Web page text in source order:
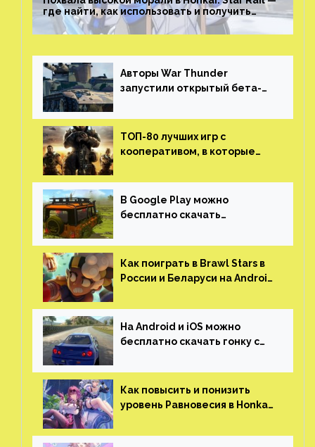
где найти, как использовать и получить
скрытые достижения
Авторы War Thunder
запустили открытый бета-
трейлер и скриншоты
ТОП-80 лучших игр с
кооперативом, в которые
(никаких MMO)
В Google Play можно
бесплатно скачать
открытым миром, прокачкой,
гонками и тюнингом машины
Как поиграть в Brawl Stars в
России и Беларуси на Android
На Android и iOS можно
бесплатно скачать гонку с
который больше, чем в
Skyrim и GTA: San Andreas
Как повысить и понизить
уровень Равновесия в Honkai: